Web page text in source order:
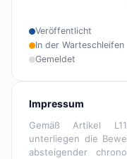
Veröffentlicht
In der Warteschleifen
Gemeldet
Impressum
Gemäß Artikel
unterliegen die
absteigender